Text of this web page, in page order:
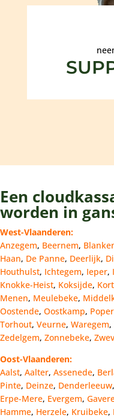
Een
worden in
West-Vlaanderen:
Anzegem, Beernem,
Haan, De Panne, Deerlijk,
Houthulst, Ichtegem, Ieper,
Knokke-Heist, Koksijde,
Menen, Meulebeke,
Oostende, Oostkamp,
Torhout, Veurne, Waregem,
Zedelgem, Zonnebeke,
Oost-Vlaanderen:
Aalst, Aalter, Assenede,
Pinte, Deinze, Denderleeuw,
Erpe-Mere, Evergem,
Hamme, Herzele, Kruibeke,